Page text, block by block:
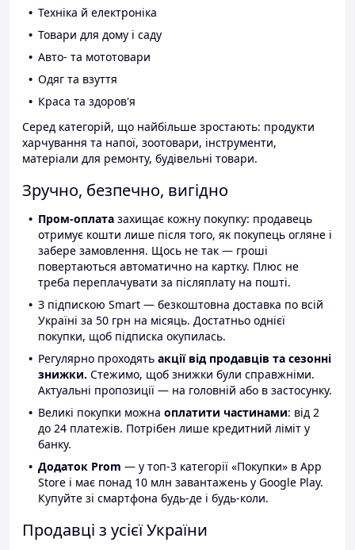
Техніка й електроніка
Товари для дому і саду
Авто- та мототовари
Одяг та взуття
Краса та здоров'я
Серед категорій, що найбільше зростають: продукти
харчування та напої, зоотовари, інструменти,
матеріали для ремонту, будівельні товари.
Зручно, безпечно, вигідно
Пром-оплата захищає кожну покупку: продавець
отримує кошти лише після того, як покупець огляне і
забере замовлення. Щось не так — гроші
повертаються автоматично на картку. Плюс не
треба переплачувати за післяплату на пошті.
З підпискою Smart — безкоштовна доставка по всій
Україні за 50 грн на місяць. Достатньо однієї
покупки, щоб підписка окупилась.
Регулярно проходять акції від продавців та сезонні
знижки. Стежимо, щоб знижки були справжніми.
Актуальні пропозиції — на головній або в застосунку.
Великі покупки можна оплатити частинами: від 2
до 24 платежів. Потрібен лише кредитний ліміт у
банку.
Додаток Prom — у топ-3 категорії «Покупки» в App
Store і має понад 10 млн завантажень у Google Play.
Купуйте зі смартфона будь-де і будь-коли.
Продавці з усієї України